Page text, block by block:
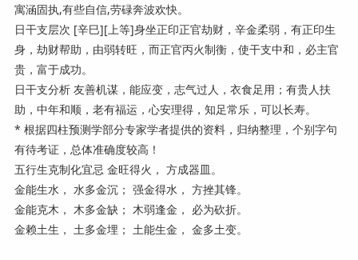
寓涵固执,有些自信,劳碌奔波欢快。
日干支层次 [辛巳][上等]身坐正印正官劫财，辛金柔弱，有正印生
身，劫财帮助，由弱转旺，而正官丙火制衡，使干支中和，必主官
贵，富于成功。
日干支分析 友善机谋，能应变，志气过人，衣食足用；有贵人扶
助，中年和顺，老有福运，心安理得，知足常乐，可以长寿。
* 根据四柱预测学部分专家学者提供的资料，归纳整理，个别字句
有待考证，总体准确度较高！
五行生克制化宜忌 金旺得火， 方成器皿。
金能生水， 水多金沉； 强金得水， 方挫其锋。
金能克木， 木多金缺； 木弱逢金， 必为砍折。
金赖土生， 土多金埋； 土能生金， 金多土变。